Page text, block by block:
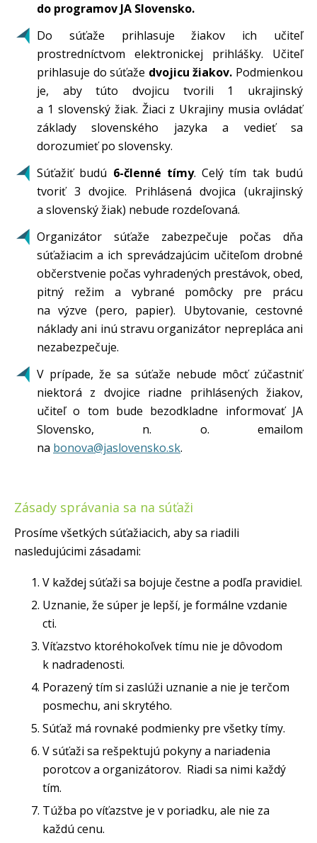
do programov JA Slovensko.
Do súťaže prihlasuje žiakov ich učiteľ
prostredníctvom elektronickej prihlášky. Učiteľ
prihlasuje do súťaže dvojicu žiakov. Podmienkou
je, aby túto dvojicu tvorili 1 ukrajinský
a 1 slovenský žiak. Žiaci z Ukrajiny musia ovládať
základy slovenského jazyka a vedieť sa
dorozumieť po slovensky.
Súťažiť budú 6-členné tímy. Celý tím tak budú
tvoriť 3 dvojice. Prihlásená dvojica (ukrajinský
a slovenský žiak) nebude rozdeľovaná.
Organizátor súťaže zabezpečuje počas dňa
súťažiacim a ich sprevádzajúcim učiteľom drobné
občerstvenie počas vyhradených prestávok, obed,
pitný režim a vybrané pomôcky pre prácu
na výzve (pero, papier). Ubytovanie, cestovné
náklady ani inú stravu organizátor neprepláca ani
nezabezpečuje.
V prípade, že sa súťaže nebude môcť zúčastniť
niektorá z dvojice riadne prihlásených žiakov,
učiteľ o tom bude bezodkladne informovať JA
Slovensko, n. o. emailom
na bonova@jaslovensko.sk.
Zásady správania sa na súťaži
Prosíme všetkých súťažiacich, aby sa riadili
nasledujúcimi zásadami:
V každej súťaži sa bojuje čestne a podľa pravidiel.
Uznanie, že súper je lepší, je formálne vzdanie
cti.
Víťazstvo ktoréhokoľvek tímu nie je dôvodom
k nadradenosti.
Porazený tím si zaslúži uznanie a nie je terčom
posmechu, ani skrytého.
Súťaž má rovnaké podmienky pre všetky tímy.
V súťaži sa rešpektujú pokyny a nariadenia
porotcov a organizátorov. Riadi sa nimi každý
tím.
Túžba po víťazstve je v poriadku, ale nie za
každú cenu.